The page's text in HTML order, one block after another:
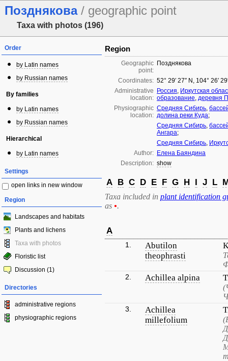
Позднякова / geographic point
Taxa with photos (196)
Order
by Latin names
by Russian names
By families
by Latin names
by Russian names
Hierarchical
by Latin names
Settings
open links in new window
Region
Landscapes and habitats
Plants and lichens
Taxa with photos
Floristic list
Discussion (1)
Directories
administrative regions
physiographic regions
Region
Geographic
point:
Позднякова
Coordinates: 52° 29′ 27″ N, 104° 26′
Administrative
location:
Россия, Иркутская
образование, деревня
Physiographic
location:
Средняя Сибирь,
долина реки Куда;
Средняя Сибирь,
Ангара;
Средняя Сибирь,
Author: Елена Баяндина
Description: show
A B C D E F G H I J L
Taxa included in plant identification
as •.
A
1.
Abutilon
theophrasti
2. Achillea alpina
3.
Achillea
millefolium